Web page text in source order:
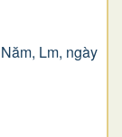
Lm, ngày